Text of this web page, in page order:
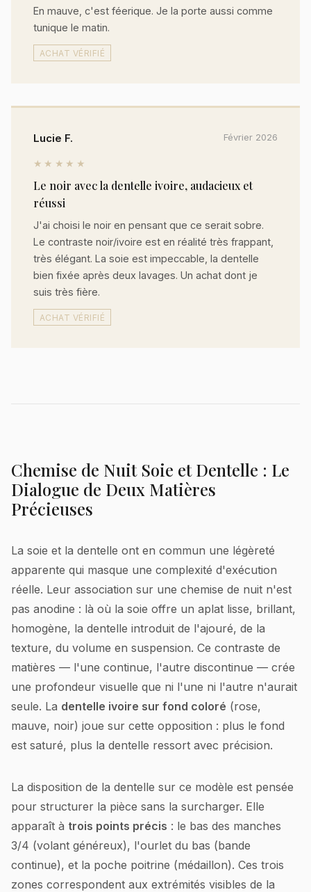
En mauve, c'est féerique. Je la porte aussi comme
tunique le matin.
ACHAT VÉRIFIÉ
Lucie F. Février 2026
★★★★★
Le noir avec la dentelle ivoire, audacieux et
réussi
J'ai choisi le noir en pensant que ce serait sobre.
Le contraste noir/ivoire est en réalité très frappant,
très élégant. La soie est impeccable, la dentelle
bien fixée après deux lavages. Un achat dont je
suis très fière.
ACHAT VÉRIFIÉ
Chemise de Nuit Soie et Dentelle : Le
Dialogue de Deux Matières
Précieuses
La soie et la dentelle ont en commun une légèreté
apparente qui masque une complexité d'exécution
réelle. Leur association sur une chemise de nuit n'est
pas anodine : là où la soie offre un aplat lisse, brillant,
homogène, la dentelle introduit de l'ajouré, de la
texture, du volume en suspension. Ce contraste de
matières — l'une continue, l'autre discontinue — crée
une profondeur visuelle que ni l'une ni l'autre n'aurait
seule. La dentelle ivoire sur fond coloré (rose,
mauve, noir) joue sur cette opposition : plus le fond
est saturé, plus la dentelle ressort avec précision.
La disposition de la dentelle sur ce modèle est pensée
pour structurer la pièce sans la surcharger. Elle
apparaît à trois points précis : le bas des manches
3/4 (volant généreux), l'ourlet du bas (bande
continue), et la poche poitrine (médaillon). Ces trois
zones correspondent aux extrémités visibles de la